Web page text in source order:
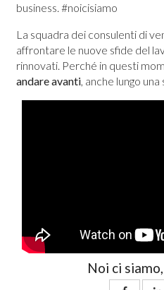
business. #noicisiamo
La squadra dei consulenti di
affrontare le nuove sfide del
rinnovati. Perché in questi
andare avanti, anche lungo
Noi ci